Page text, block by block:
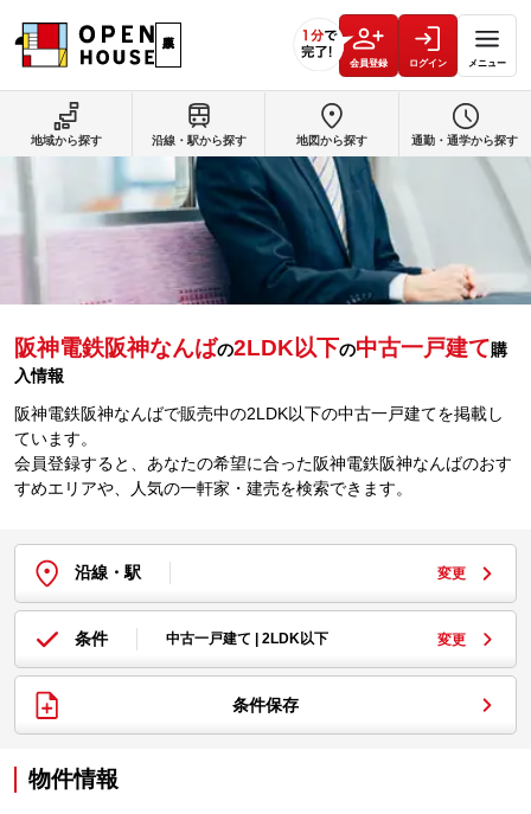
会員登録 ログイン メニュー
阪神電鉄阪神なんばの2LDK以下の中古一戸建て購
入情報
阪神電鉄阪神なんばで販売中の2LDK以下の中古一戸建てを掲載し
ています。
会員登録すると、あなたの希望に合った阪神電鉄阪神なんばのおす
すめエリアや、人気の一軒家・建売を検索できます。
沿線・駅 変更
条件 中古一戸建て | 2LDK以下 変更
条件保存
物件情報
地域から探す 沿線・駅から探す 地図から探す 通勤・通学から探す